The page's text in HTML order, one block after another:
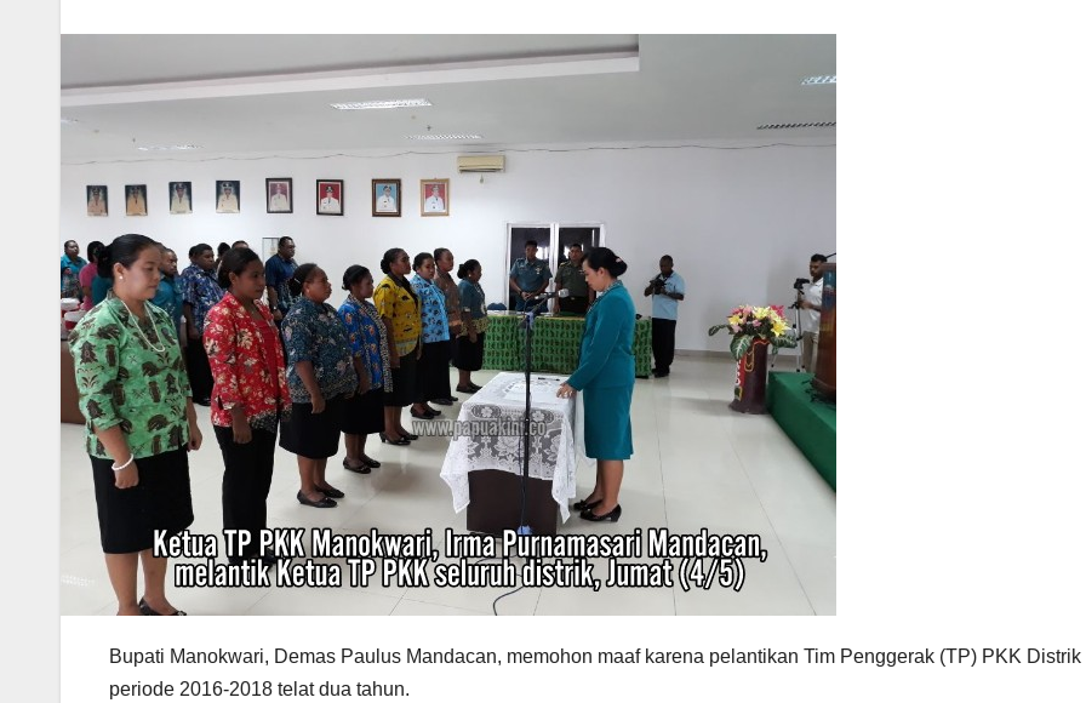
Bupati Manokwari, Demas Paulus Mandacan, memohon maaf karena pelantikan Tim Penggerak (TP) PKK Distrik
periode 2016-2018 telat dua tahun.